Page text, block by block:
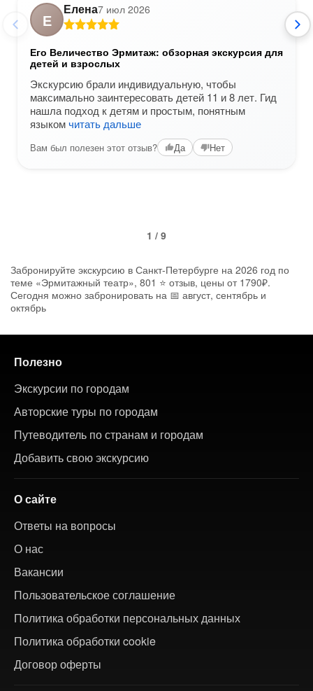
Е
Елена7 июл 2026
Его Величество Эрмитаж: обзорная экскурсия для
детей и взрослых
Экскурсию брали индивидуальную, чтобы
максимально заинтересовать детей 11 и 8 лет. Гид
нашла подход к детям и простым, понятным
языкомчитать дальше
Вам был полезен этот отзыв? Да Нет
1 / 9
Забронируйте экскурсию в Санкт-Петербурге на 2026 год по
теме «Эрмитажный театр», 801 ⭐ отзыв, цены от 1790₽.
Сегодня можно забронировать на 📅 август, сентябрь и
октябрь
Полезно
Экскурсии по городам
Авторские туры по городам
Путеводитель по странам и городам
Добавить свою экскурсию
О сайте
Ответы на вопросы
О нас
Вакансии
Пользовательское соглашение
Политика обработки персональных данных
Политика обработки cookie
Договор оферты